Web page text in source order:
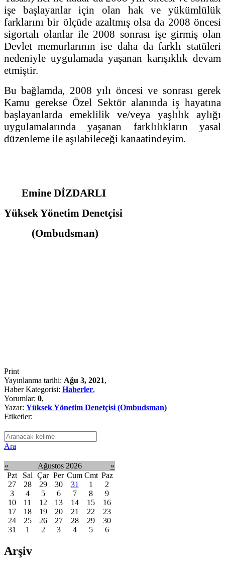
işe başlayanlar için olan hak ve yükümlülük
farklarını bir ölçüde azaltmış olsa da 2008 öncesi
sigortalı olanlar ile 2008 sonrası işe girmiş olan
Devlet memurlarının ise daha da farklı statüleri
nedeniyle uygulamada yaşanan karışıklık devam
etmiştir.
Bu bağlamda, 2008 yılı öncesi ve sonrası gerek
Kamu gerekse Özel Sektör alanında iş hayatına
başlayanlarda emeklilik ve/veya yaşlılık aylığı
uygulamalarında yaşanan farklılıkların yasal
düzenleme ile aşılabileceği kanaatindeyim.
Emine DİZDARLI
Yüksek Yönetim Denetçisi
(Ombudsman)
Print
Yayınlanma tarihi: Ağu 3, 2021,
Haber Kategorisi: Haberler,
Yorumlar: 0,
Yazar: Yüksek Yönetim Denetçisi (Ombudsman)
Etiketler:
Ara
« Ağustos 2026
»
Pzt
Sal Çar Per Cum Cmt Paz
27
28 29 30 31 1
2
3
4 5 6 7 8
9
10
11 12 13 14 15
16
17
18 19 20 21 22
23
24
25 26 27 28 29
30
31
1 2 3 4 5 6
Arşiv